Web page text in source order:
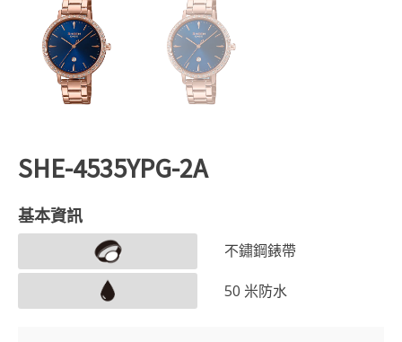
SHE-4535YPG-2A
基本資訊
不鏽鋼錶帶
50 米防水